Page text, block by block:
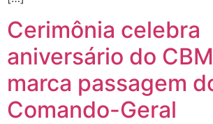
Cerimônia celebra
aniversário do
marca passagem
Comando-Geral